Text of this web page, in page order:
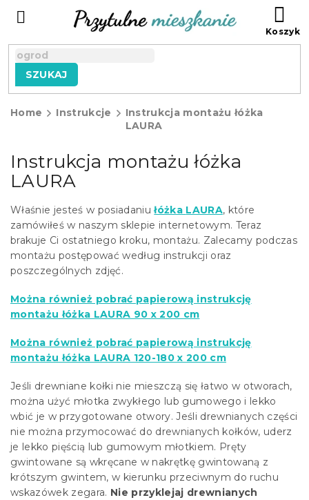
SZUKAJ
Home Instrukcje
Instrukcja montażu łóżka
LAURA
Instrukcja montażu łóżka
LAURA
Właśnie jesteś w posiadaniułóżka LAURA, które
zamówiłeś w naszym sklepie internetowym. Teraz
brakuje Ci ostatniego kroku, montażu. Zalecamy podczas
montażu postępować według instrukcji oraz
poszczególnych zdjęć.
Można również pobrać papierową instrukcję
montażu łóżka LAURA 90 x 200 cm
Można również pobrać papierową instrukcję
montażu łóżka LAURA 120-180 x 200 cm
Jeśli drewniane kołki nie mieszczą się łatwo w otworach,
można użyć młotka zwykłego lub gumowego i lekko
wbić je w przygotowane otwory. Jeśli drewnianych części
nie można przymocować do drewnianych kołków, uderz
je lekko pięścią lub gumowym młotkiem. Pręty
gwintowane są wkręcane w nakrętkę gwintowaną z
krótszym gwintem, w kierunku przeciwnym do ruchu
wskazówek zegara. Nie przyklejaj drewnianych